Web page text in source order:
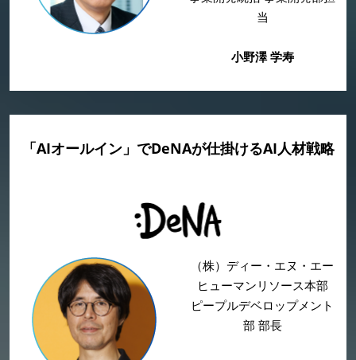
当
小野澤 学寿
「AIオールイン」でDeNAが仕掛けるAI人材戦略
（株）ディー・エヌ・エー
ヒューマンリソース本部
ピープルデベロップメント
部 部長